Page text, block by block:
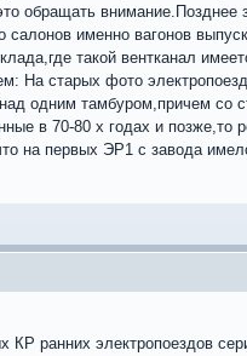
обращать
именно вагонов
такой вентканал
На старых фото
одним тамбуром,причем
в 70-80 х годах и позже,то
на первых ЭР1 с завода
ранних электропоездов